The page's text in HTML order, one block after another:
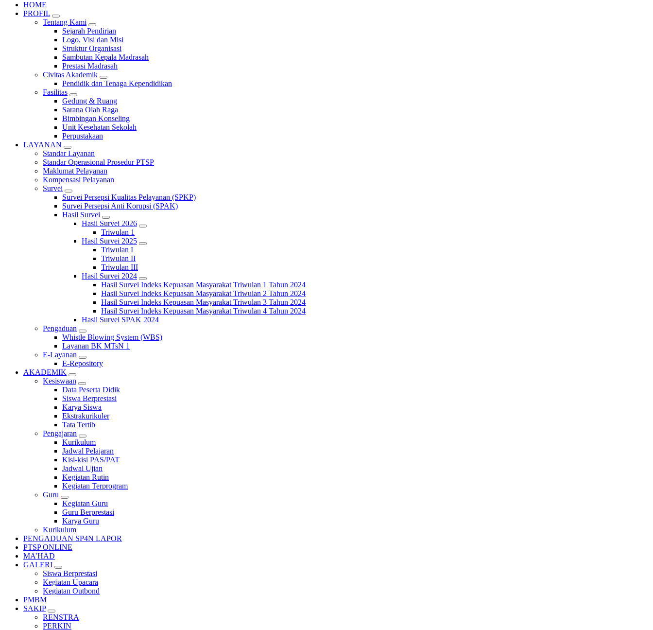
HOME
PROFIL
Tentang Kami
Sejarah Pendirian
Logo, Visi dan Misi
Struktur Organisasi
Sambutan Kepala Madrasah
Prestasi Madrasah
Civitas Akademik
Pendidik dan Tenaga Kependidikan
Fasilitas
Gedung & Ruang
Sarana Olah Raga
Bimbingan Konseling
Unit Kesehatan Sekolah
Perpustakaan
LAYANAN
Standar Layanan
Standar Operasional Prosedur PTSP
Maklumat Pelayanan
Kompensasi Pelayanan
Survei
Survei Persepsi Kualitas Pelayanan (SPKP)
Survei Persepsi Anti Korupsi (SPAK)
Hasil Survei
Hasil Survei 2026
Triwulan 1
Hasil Survei 2025
Triwulan I
Triwulan II
Triwulan III
Hasil Survei 2024
Hasil Survei Indeks Kepuasan Masyarakat Triwulan 1 Tahun 2024
Hasil Survei Indeks Kepuasan Masyarakat Triwulan 2 Tahun 2024
Hasil Survei Indeks Kepuasan Masyarakat Triwulan 3 Tahun 2024
Hasil Survei Indeks Kepuasan Masyarakat Triwulan 4 Tahun 2024
Hasil Survei SPAK 2024
Pengaduan
Whistle Blowing System (WBS)
Layanan BK MTsN 1
E-Layanan
E-Repository
AKADEMIK
Kesiswaan
Data Peserta Didik
Siswa Berprestasi
Karya Siswa
Ekstrakurikuler
Tata Tertib
Pengajaran
Kurikulum
Jadwal Pelajaran
Kisi-kisi PAS/PAT
Jadwal Ujian
Kegiatan Rutin
Kegiatan Terprogram
Guru
Kegiatan Guru
Guru Berprestasi
Karya Guru
Kurikulum
PENGADUAN SP4N LAPOR
PTSP ONLINE
MA’HAD
GALERI
Siswa Berprestasi
Kegiatan Upacara
Kegiatan Outbond
PMBM
SAKIP
RENSTRA
PERKIN